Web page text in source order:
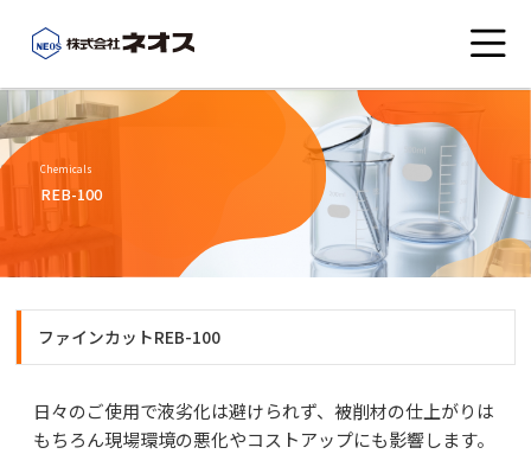
会社概要
事業紹介
Chemicals
REB-100
ファインカットREB-100
日々のご使用で液劣化は避けられず、被削材の仕上がりは
もちろん現場環境の悪化やコストアップにも影響します。